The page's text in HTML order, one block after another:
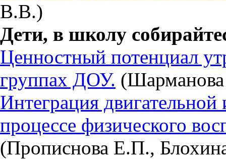
В.В.)
Дети, в школу
Ценностный потенциал
группах ДОУ.
Интеграция двигательной
процессе физического
(Прописнова Е.П.,